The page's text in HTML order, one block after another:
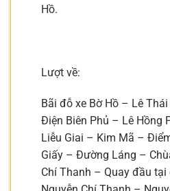
Hồ.
Lượt về:
Bãi đỗ xe Bờ Hồ – Lê
Điện Biên Phủ – Lê Hồng
Liễu Giai – Kim Mã –
Giấy – Đường Láng –
Chí Thanh – Quay đầu